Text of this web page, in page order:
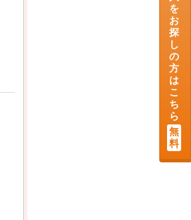
を
お
探
し
の
方
は
こ
ち
ら
無
料